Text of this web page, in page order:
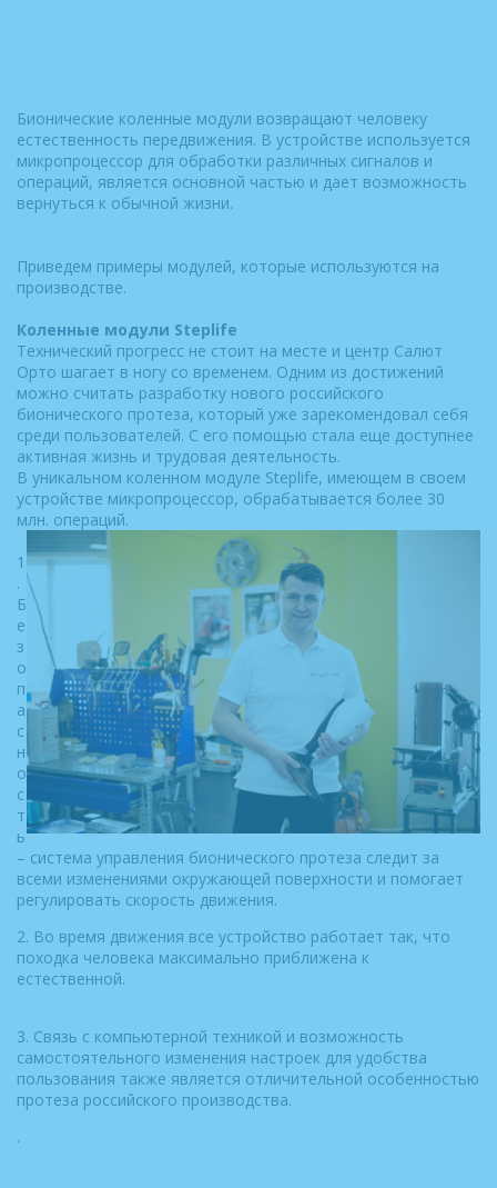
Бионические коленные модули возвращают человеку
естественность передвижения. В устройстве используется
микропроцессор для обработки различных сигналов и
операций, является основной частью и дает возможность
вернуться к обычной жизни.
Приведем примеры модулей, которые используются на
производстве.
Коленные модули Steplife
Технический прогресс не стоит на месте и центр Салют
Орто шагает в ногу со временем. Одним из достижений
можно считать разработку нового российского
бионического протеза, который уже зарекомендовал себя
среди пользователей. С его помощью стала еще доступнее
активная жизнь и трудовая деятельность.
В уникальном коленном модуле Steplife, имеющем в своем
устройстве микропроцессор, обрабатывается более 30
млн. операций.
1
.
Б
е
з
о
п
а
с
н
о
с
т
ь
– система управления бионического протеза следит за
всеми изменениями окружающей поверхности и помогает
регулировать скорость движения.
2. Во время движения все устройство работает так, что
походка человека максимально приближена к
естественной.
3. Связь с компьютерной техникой и возможность
самостоятельного изменения настроек для удобства
пользования также является отличительной особенностью
протеза российского производства.
.